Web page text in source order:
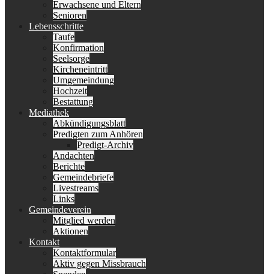
Erwachsene und Eltern
Senioren
Lebensschritte
Taufe
Konfirmation
Seelsorge
Kircheneintritt
Umgemeindung
Hochzeit
Bestattung
Mediathek
Abkündigungsblatt
Predigten zum Anhören
Predigt-Archiv
Andachten
Berichte
Gemeindebriefe
Livestreams
Links
Gemeindeverein
Mitglied werden
Aktionen
Kontakt
Kontaktformular
Aktiv gegen Missbrauch